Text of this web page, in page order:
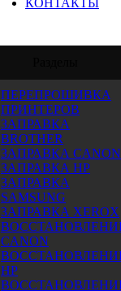
КОНТАКТЫ
ПЕРЕПРОШИВКА
ПРИНТЕРОВ
ЗАПРАВКА
BROTHER
ЗАПРАВКА CANON
ЗАПРАВКА HP
ЗАПРАВКА
SAMSUNG
ЗАПРАВКА XEROX
CANON
HP